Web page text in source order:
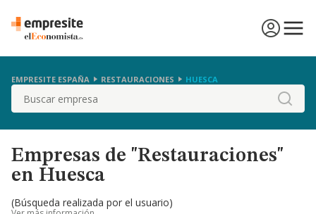
EMPRESITE ESPAÑA RESTAURACIONES HUESCA
Buscar
Empresas de "Restauraciones"
en Huesca
(Búsqueda realizada por el usuario)